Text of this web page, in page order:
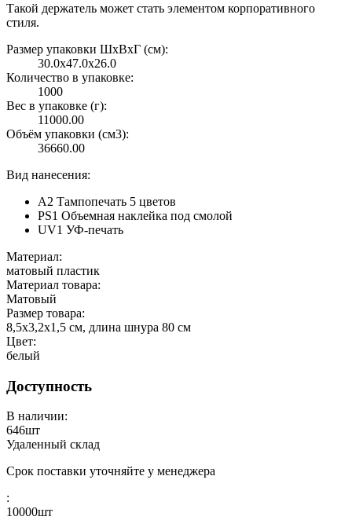
Такой держатель может стать элементом корпоративного
стиля.
Размер упаковки ШxВxГ (см):
30.0x47.0x26.0
Количество в упаковке:
1000
Вес в упаковке (г):
11000.00
Объём упаковки (см3):
36660.00
Вид нанесения:
A2 Тампопечать 5 цветов
PS1 Объемная наклейка под смолой
UV1 УФ-печать
Материал:
матовый пластик
Материал товара:
Матовый
Размер товара:
8,5х3,2х1,5 см, длина шнура 80 см
Цвет:
белый
Доступность
В наличии:
646шт
Удаленный склад
Срок поставки уточняйте у менеджера
:
10000шт